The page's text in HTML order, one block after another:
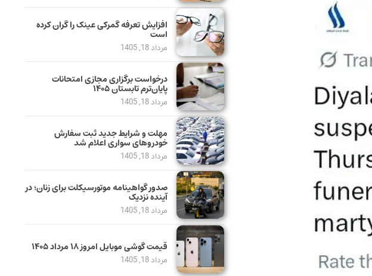
افزایش تعرفه گمرکی عینک را گران کرده
است
مرداد 18, 1405
درخواست برگزاری مجازی امتحانات
پایان‌ترم تابستان ۱۴۰۵
مرداد 18, 1405
مهلت و شرایط جدید ثبت سفارش
خودروهای سواری اعلام شد
مرداد 18, 1405
صدور گواهینامه موتورسیکلت برای زنان؛ در
آینده نزدیک
مرداد 18, 1405
قیمت گوشی موبایل امروز ۱۸ مرداد ۱۴۰۵
مرداد 18, 1405